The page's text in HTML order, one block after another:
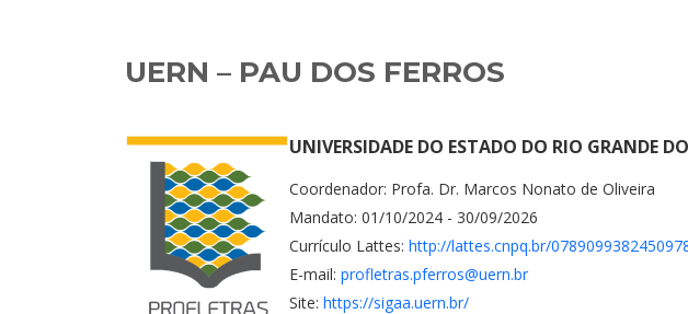
UERN – PAU DOS FERROS
UNIVERSIDADE DO ESTADO DO RIO GRANDE
Coordenador: Profa. Dr. Marcos Nonato de Oliveira
Mandato: 01/10/2024 - 30/09/2026
Currículo Lattes: http://lattes.cnpq.br/
E-mail: profletras.pferros@uern.br
Site: https://sigaa.uern.br/